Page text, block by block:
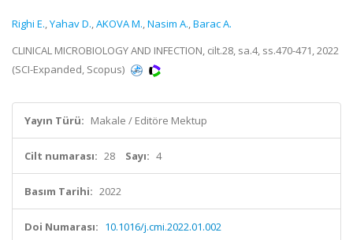
Righi E.,Yahav D.,AKOVA M.,Nasim A.,Barac A.
CLINICAL MICROBIOLOGY AND INFECTION, cilt.28, sa.4, ss.470-471, 2022
(SCI-Expanded, Scopus)
Yayın Türü: Makale / Editöre Mektup
Cilt numarası: 28 Sayı: 4
Basım Tarihi: 2022
Doi Numarası: 10.1016/j.cmi.2022.01.002